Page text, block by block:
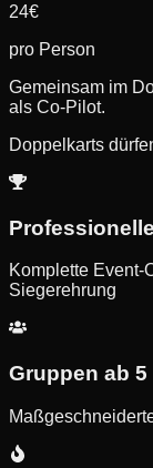
24€
pro Person
Gemeinsam im
als Co-Pilot.
Doppelkarts
Komplette Event-
Siegerehrung
Gruppen ab